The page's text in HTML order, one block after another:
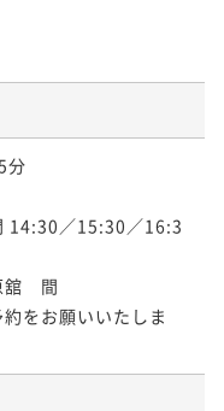
分
14:30／15:30／16:3
　間
をお願いいたしま